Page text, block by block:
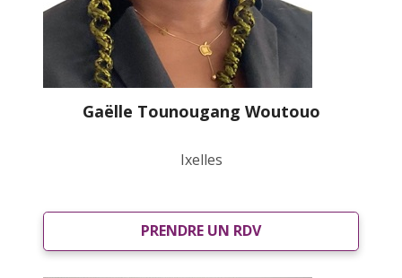
Gaëlle Tounougang Woutouo
Ixelles
PRENDRE UN RDV